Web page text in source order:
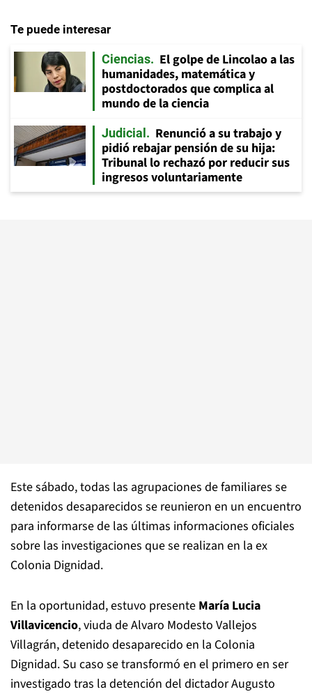
Te puede interesar
Ciencias
El golpe de Lincolao a las
humanidades, matemática y
postdoctorados que complica al
mundo de la ciencia
Judicial
Renunció a su trabajo y
pidió rebajar pensión de su hija:
Tribunal lo rechazó por reducir sus
ingresos voluntariamente
Este sábado, todas las agrupaciones de familiares se
detenidos desaparecidos se reunieron en un encuentro
para informarse de las últimas informaciones oficiales
sobre las investigaciones que se realizan en la ex
Colonia Dignidad.
En la oportunidad, estuvo presente María Lucia
Villavicencio, viuda de Alvaro Modesto Vallejos
Villagrán, detenido desaparecido en la Colonia
Dignidad. Su caso se transformó en el primero en ser
investigado tras la detención del dictador Augusto